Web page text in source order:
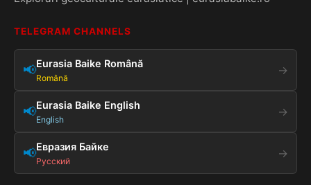
TELEGRAM CHANNELS
📢Eurasia Baike Română
Română
→
📢Eurasia Baike English
English
→
📢Евразия Байке
Русский
→